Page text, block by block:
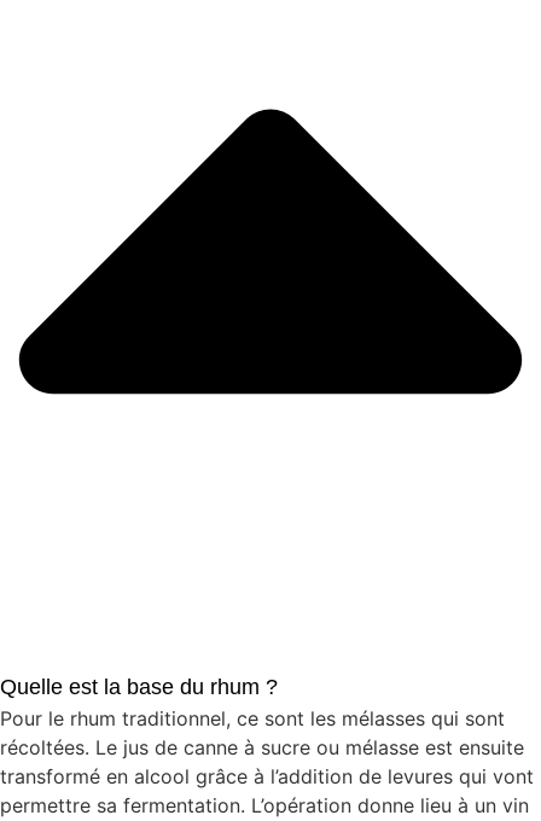
Quelle est la base du rhum ?
Pour le rhum traditionnel, ce sont les mélasses qui sont
récoltées. Le jus de canne à sucre ou mélasse est ensuite
transformé en alcool grâce à l’addition de levures qui vont
permettre sa fermentation. L’opération donne lieu à un vin